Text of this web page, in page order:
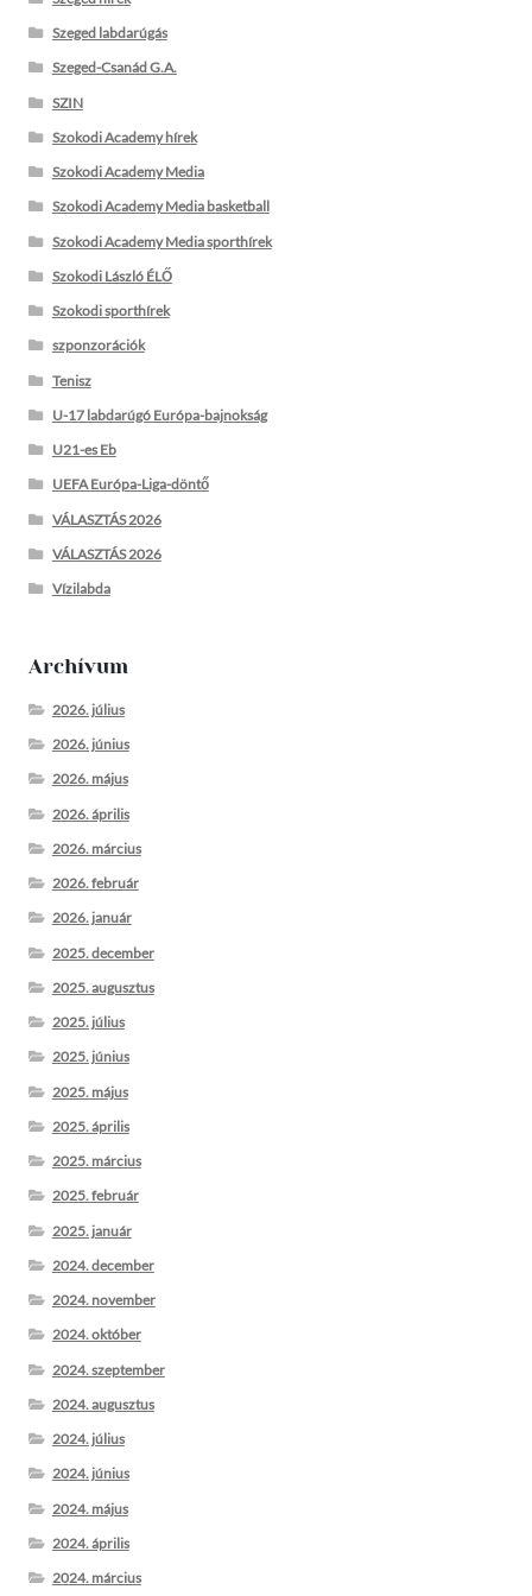
Szeged labdarúgás
Szeged-Csanád G.A.
SZIN
Szokodi Academy hírek
Szokodi Academy Media
Szokodi Academy Media basketball
Szokodi Academy Media sporthírek
Szokodi László ÉLŐ
Szokodi sporthírek
szponzorációk
Tenisz
U-17 labdarúgó Európa-bajnokság
U21-es Eb
UEFA Európa-Liga-döntő
VÁLASZTÁS 2026
VÁLASZTÁS 2026
Vízilabda
Archívum
2026. július
2026. június
2026. május
2026. április
2026. március
2026. február
2026. január
2025. december
2025. augusztus
2025. július
2025. június
2025. május
2025. április
2025. március
2025. február
2025. január
2024. december
2024. november
2024. október
2024. szeptember
2024. augusztus
2024. július
2024. június
2024. május
2024. április
2024. március